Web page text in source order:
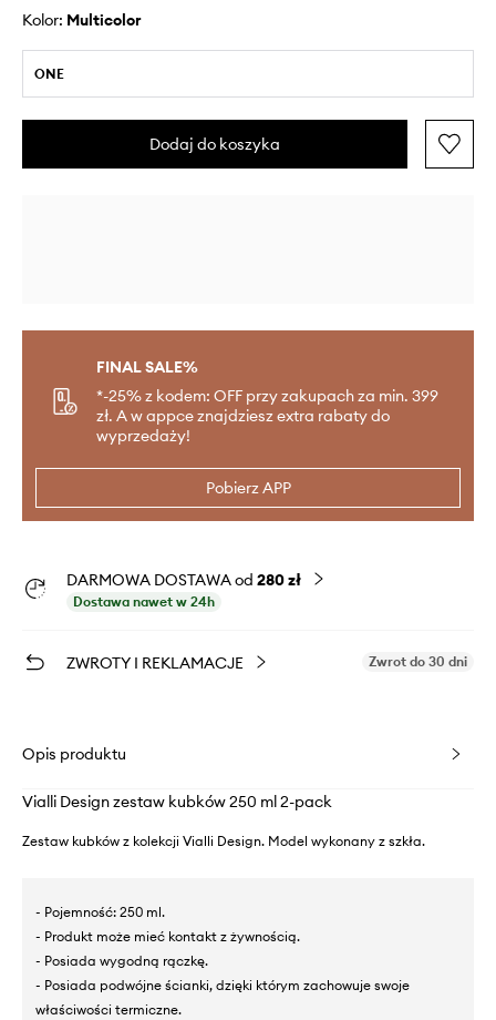
Kolor: multicolor
ONE
Dodaj do koszyka
FINAL SALE%
*-25% z kodem: OFF przy zakupach za min. 399
zł. A w appce znajdziesz extra rabaty do
wyprzedaży!
Pobierz APP
DARMOWA DOSTAWA od 280 zł
Dostawa nawet w 24h
ZWROTY I REKLAMACJE Zwrot do 30 dni
Opis produktu
Vialli Design zestaw kubków 250 ml 2-pack
Zestaw kubków z kolekcji Vialli Design. Model wykonany z szkła.
- Pojemność: 250 ml.
- Produkt może mieć kontakt z żywnością.
- Posiada wygodną rączkę.
- Posiada podwójne ścianki, dzięki którym zachowuje swoje
właściwości termiczne.